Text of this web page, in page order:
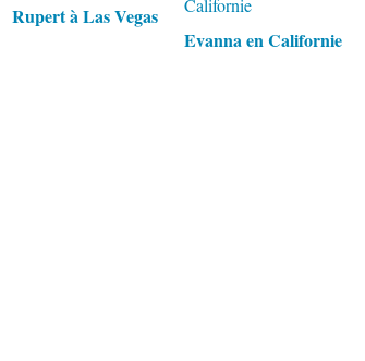
Rupert à Las Vegas
Evanna en Californie